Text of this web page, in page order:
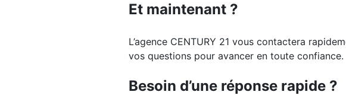
Et maintenant ?
L’agence CENTURY 21 vous contactera
vos questions pour avancer en toute confiance.
Besoin d’une réponse rapide ?